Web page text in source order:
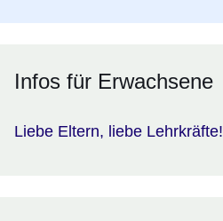
Infos für Erwachsene
Liebe Eltern, liebe Lehrkräfte!